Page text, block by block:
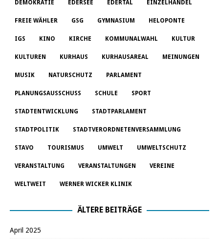
DEMOKRATIE EDERSEE EDERTAL EINZELHANDEL
FREIE WÄHLER GSG GYMNASIUM HELOPONTE
IGS KINO KIRCHE KOMMUNALWAHL KULTUR
KULTUREN KURHAUS KURHAUSAREAL MEINUNGEN
MUSIK NATURSCHUTZ PARLAMENT
PLANUNGSAUSSCHUSS SCHULE SPORT
STADTENTWICKLUNG STADTPARLAMENT
STADTPOLITIK STADTVERORDNETENVERSAMMLUNG
STAVO TOURISMUS UMWELT UMWELTSCHUTZ
VERANSTALTUNG VERANSTALTUNGEN VEREINE
WELTWEIT WERNER WICKER KLINIK
ÄLTERE BEITRÄGE
April 2025